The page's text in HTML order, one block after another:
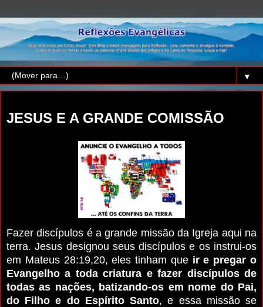
▼
JESUS E A GRANDE COMISSÃO
Fazer discípulos é a grande missão da Igreja aqui na
terra.Jesus designou seus discípulos e os instrui-os
em Mateus 28:19,20, eles tinham que ir e pregar o
Evangelho a toda criatura e fazer discípulos de
todas as nações, batizando-os em nome do Pai,
do Filho e do Espírito Santo, e essa missão se